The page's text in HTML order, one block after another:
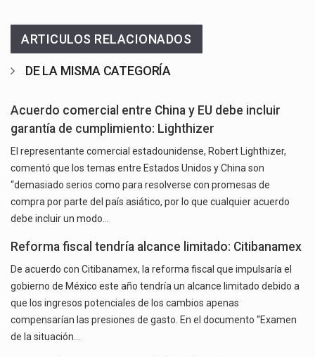
ARTICULOS RELACIONADOS
DE LA MISMA CATEGORÍA
Acuerdo comercial entre China y EU debe incluir
garantía de cumplimiento: Lighthizer
El representante comercial estadounidense, Robert Lighthizer,
comentó que los temas entre Estados Unidos y China son
“demasiado serios como para resolverse con promesas de
compra por parte del país asiático, por lo que cualquier acuerdo
debe incluir un modo…
Reforma fiscal tendría alcance limitado: Citibanamex
De acuerdo con Citibanamex, la reforma fiscal que impulsaría el
gobierno de México este año tendría un alcance limitado debido a
que los ingresos potenciales de los cambios apenas
compensarían las presiones de gasto. En el documento “Examen
de la situación…